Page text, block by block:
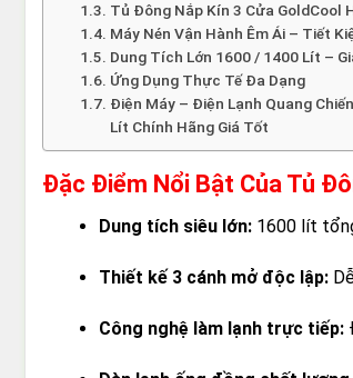
Tủ Đông Nắp Kín 3 Cửa GoldCool
Máy Nén Vận Hành Êm Ái – Tiết
Dung Tích Lớn 1600 / 1400 Lít –
Ứng Dụng Thực Tế Đa Dạng
Điện Máy – Điện Lạnh Quang
Lít Chính Hãng Giá Tốt
Đặc Điểm Nổi Bật Của Tủ
Dung tích siêu lớn:1600 lít
Thiết kế 3 cánh mở độc lập:
Công nghệ làm lạnh trực tiếp: